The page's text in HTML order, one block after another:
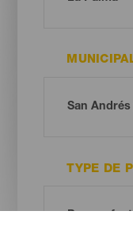
TYPE DE